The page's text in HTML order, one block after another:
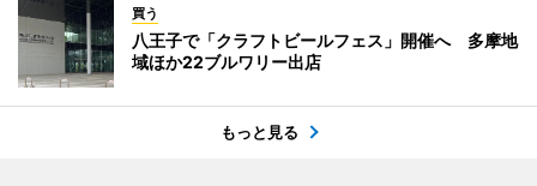
買う
八王子で「クラフトビールフェス」開催へ 多摩地
域ほか22ブルワリー出店
もっと見る